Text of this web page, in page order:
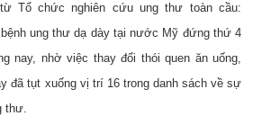
Tổ chức nghiên cứu ung thư toàn cầu:
ung thư dạ dày tại nước Mỹ đứng thứ 4
nay, nhờ việc thay đổi thói quen ăn uống,
đã tụt xuống vị trí 16 trong danh sách về sự
thư.